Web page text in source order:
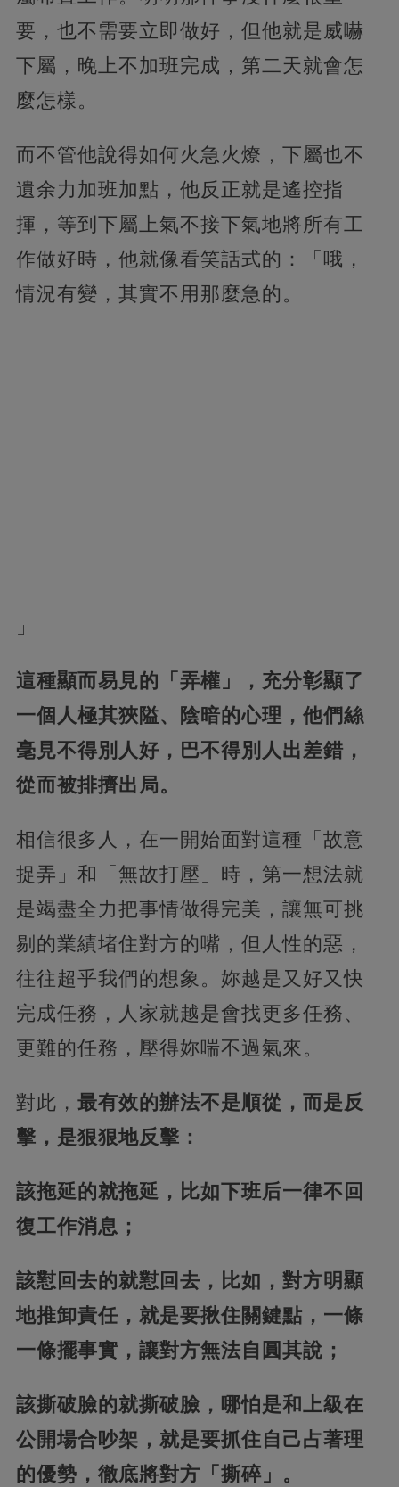
要，也不需要立即做好，但他就是威嚇
下屬，晚上不加班完成，第二天就會怎
麼怎樣。
而不管他說得如何火急火燎，下屬也不
遺余力加班加點，他反正就是遙控指
揮，等到下屬上氣不接下氣地將所有工
作做好時，他就像看笑話式的：「哦，
情況有變，其實不用那麼急的。
」
這種顯而易見的「弄權」，充分彰顯了
一個人極其狹隘、陰暗的心理，他們絲
毫見不得別人好，巴不得別人出差錯，
從而被排擠出局。
相信很多人，在一開始面對這種「故意
捉弄」和「無故打壓」時，第一想法就
是竭盡全力把事情做得完美，讓無可挑
剔的業績堵住對方的嘴，但人性的惡，
往往超乎我們的想象。妳越是又好又快
完成任務，人家就越是會找更多任務、
更難的任務，壓得妳喘不過氣來。
對此， 最有效的辦法不是順從，而是反
擊，是狠狠地反擊：
該拖延的就拖延，比如下班后一律不回
復工作消息；
該懟回去的就懟回去，比如，對方明顯
地推卸責任，就是要揪住關鍵點，一條
一條擺事實，讓對方無法自圓其說；
該撕破臉的就撕破臉，哪怕是和上級在
公開場合吵架，就是要抓住自己占著理
的優勢，徹底將對方「撕碎」。